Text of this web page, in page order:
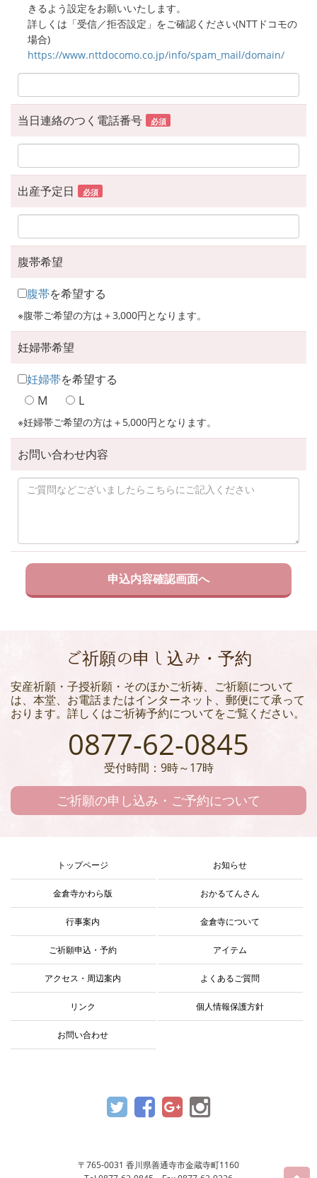
きるよう設定をお願いいたします。
詳しくは「受信／拒否設定」をご確認ください(NTTドコモの
場合)
https://www.nttdocomo.co.jp/info/spam_mail/domain/
当日連絡のつく電話番号 必須
出産予定日 必須
腹帯希望
腹帯を希望する
※腹帯ご希望の方は＋3,000円となります。
妊婦帯希望
妊婦帯を希望する
M
L
※妊婦帯ご希望の方は＋5,000円となります。
お問い合わせ内容
ご祈願の申し込み・予約
安産祈願・子授祈願・そのほかご祈祷、ご祈願について
は、本堂、お電話またはインターネット、郵便にて承って
おります。詳しくはご祈祷予約についてをご覧ください。
0877-62-0845
受付時間：9時～17時
ご祈願の申し込み・ご予約について
トップページ お知らせ
金倉寺かわら版 おかるてんさん
行事案内 金倉寺について
ご祈願申込・予約 アイテム
アクセス・周辺案内 よくあるご質問
リンク 個人情報保護方針
お問い合わせ
〒765-0031 香川県善通寺市金蔵寺町1160